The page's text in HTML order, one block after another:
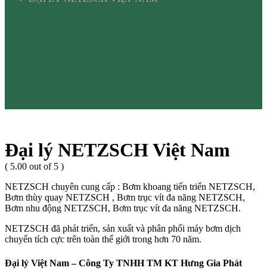
Đại lý NETZSCH Việt Nam
( 5.00 out of 5 )
NETZSCH chuyên cung cấp : Bơm khoang tiến triển NETZSCH,
Bơm thùy quay NETZSCH , Bơm trục vít đa năng NETZSCH,
Bơm nhu động NETZSCH, Bơm trục vít đa năng NETZSCH.
NETZSCH đã phát triển, sản xuất và phân phối máy bơm dịch
chuyển tích cực trên toàn thế giới trong hơn 70 năm.
Đại lý Việt Nam – Công Ty TNHH TM KT Hưng Gia Phát